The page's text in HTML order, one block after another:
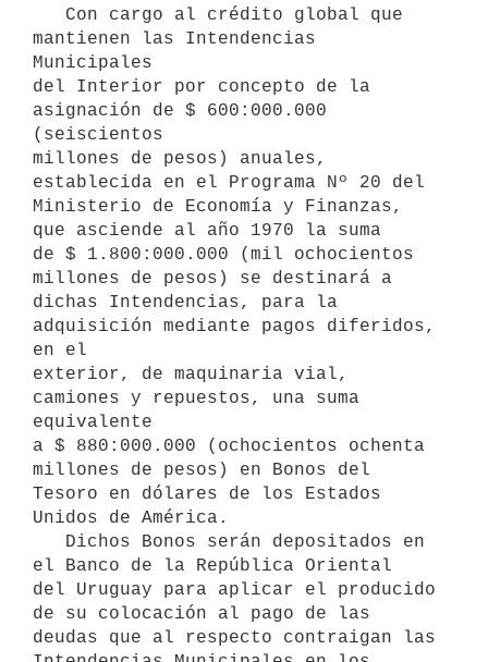
mantienen las Intendencias
Municipales
del Interior por concepto de la
asignación de $ 600:000.000
(seiscientos
millones de pesos) anuales,
establecida en el Programa Nº 20 del
Ministerio de Economía y Finanzas,
que asciende al año 1970 la suma
de $ 1.800:000.000 (mil ochocientos
millones de pesos) se destinará a
dichas Intendencias, para la
adquisición mediante pagos diferidos,
en el
exterior, de maquinaria vial,
camiones y repuestos, una suma
equivalente
a $ 880:000.000 (ochocientos ochenta
millones de pesos) en Bonos del
Tesoro en dólares de los Estados
Unidos de América.
el Banco de la República Oriental
del Uruguay para aplicar el producido
de su colocación al pago de las
deudas que al respecto contraigan las